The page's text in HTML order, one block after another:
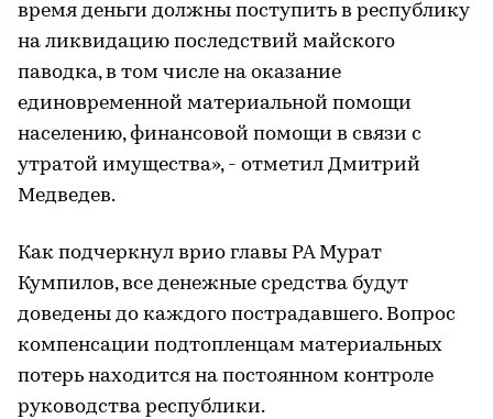
время деньги должны поступить в республику
на ликвидацию последствий майского
паводка, в том числе на оказание
единовременной материальной помощи
населению, финансовой помощи в связи с
утратой имущества», - отметил Дмитрий
Медведев.
Как подчеркнул врио главы РА Мурат
Кумпилов, все денежные средства будут
доведены до каждого пострадавшего. Вопрос
компенсации подтопленцам материальных
потерь находится на постоянном контроле
руководства республики.